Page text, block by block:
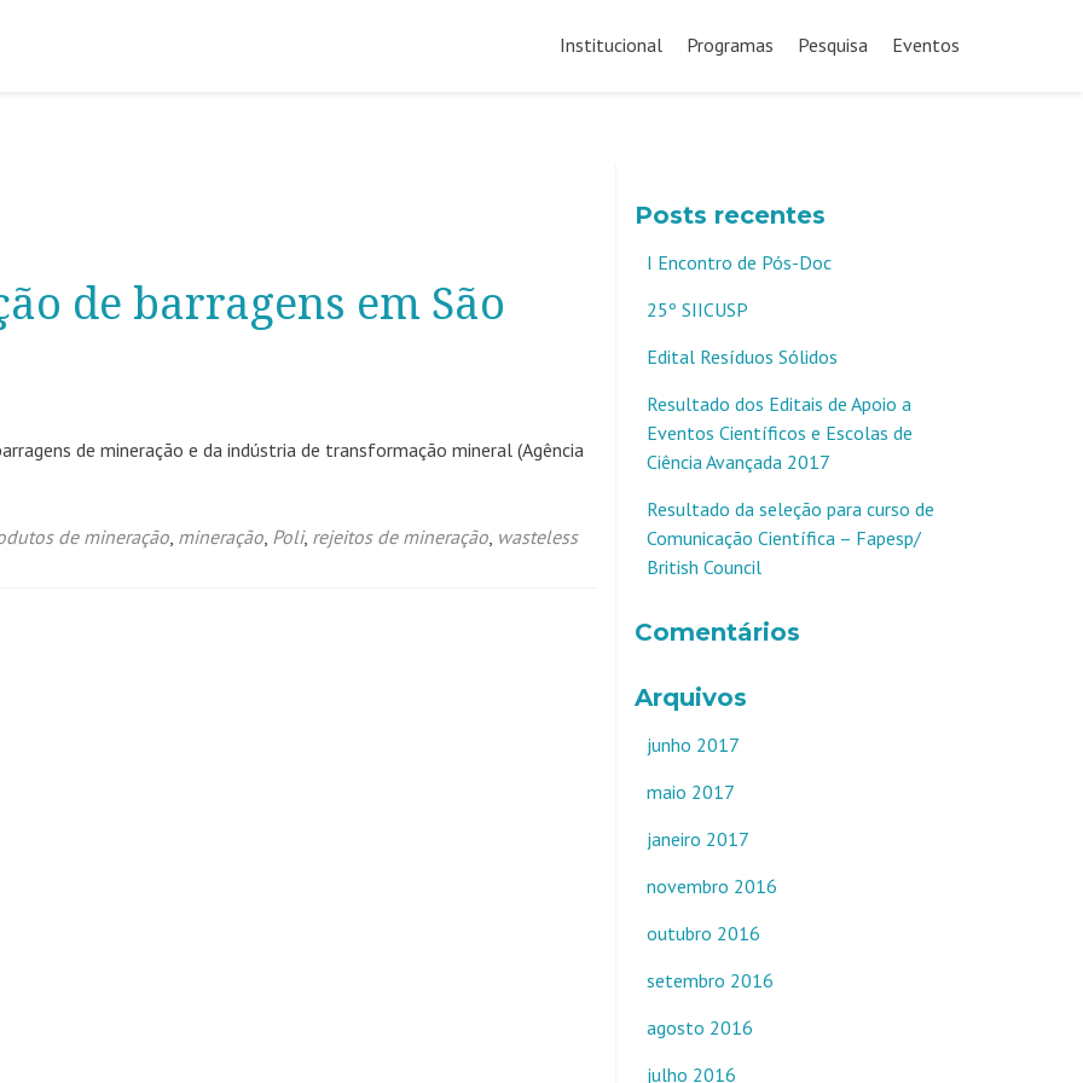
para
Institucional Programas Pesquisa Eventos
de barragens em São
de mineração e da indústria de transformação mineral (Agência
de mineração, mineração, Poli, rejeitos de mineração, wasteless
Posts recentes
I Encontro de Pós-Doc
25º SIICUSP
Edital Resíduos Sólidos
Resultado dos Editais de Apoio a
Eventos Científicos e Escolas de
Ciência Avançada 2017
Resultado da seleção para curso de
Comunicação Científica – Fapesp/
British Council
Comentários
Arquivos
junho 2017
maio 2017
janeiro 2017
novembro 2016
outubro 2016
setembro 2016
agosto 2016
julho 2016